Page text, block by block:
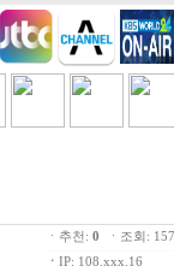
ㆍ추천: 0 ㆍ조회:
ㆍ IP: 108.xxx.16